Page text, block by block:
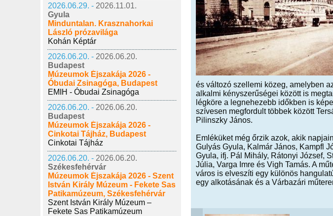
2026.06.29. - 2026.11.01.
Gyula
Minduntalan. Krasznahorkai
László prózavilága
Kohán Képtár
2026.06.20. - 2026.06.20.
Budapest
Múzeumok Éjszakája 2026 -
Óbudai Zsinagóga, Budapest
EMIH - Óbudai Zsinagóga
2026.06.20. - 2026.06.20.
Budapest
Múzeumok Éjszakája 2026 -
Cinkotai Tájház, Budapest
Cinkotai Tájház
2026.06.20. - 2026.06.20.
Székesfehérvár
Múzeumok Éjszakája 2026 - Szent
István Király Múzeum - Fekete Sas
Patikamúzeum, Székesfehérvár
Szent István Király Múzeum –
Fekete Sas Patikamúzeum
és változó szellemi közeg, amelyben
alkalmi kényszerűségei között is
légköre a legnehezebb időkben is
szívesen megfordult többek között
Pilinszky János.
Emléküket még őrzik azok, akik
Gulyás Gyula, Kalmár János, Kampfl
Gyula, ifj. Pál Mihály, Rátonyi József,
Júlia, Varga Imre és Vigh Tamás. A
város is elveszíti egy különös
egy alkotásának és a Várbazári